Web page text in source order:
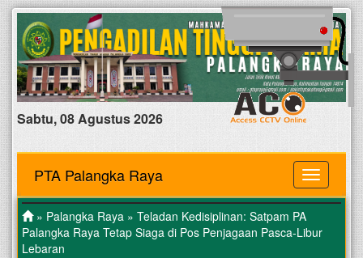
Sabtu, 08 Agustus 2026
MENU
PTA Palangka Raya
» Palangka Raya » Teladan Kedisiplinan: Satpam PA
Palangka Raya Tetap Siaga di Pos Penjagaan Pasca-Libur
Lebaran